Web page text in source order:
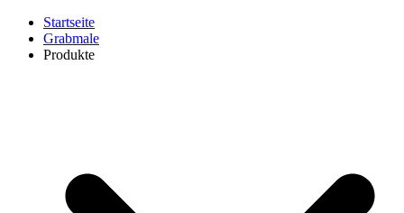
Startseite
Grabmale
Produkte